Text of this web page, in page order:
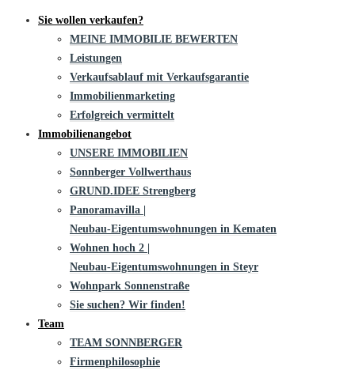
Sie wollen verkaufen?
MEINE IMMOBILIE BEWERTEN
Leistungen
Verkaufsablauf mit Verkaufsgarantie
Immobilienmarketing
Erfolgreich vermittelt
Immobilienangebot
UNSERE IMMOBILIEN
Sonnberger Vollwerthaus
GRUND.IDEE Strengberg
Panoramavilla |
Neubau-Eigentums­­wohnungen in Kematen
Wohnen hoch 2 |
Neubau-Eigentumswohnungen in Steyr
Wohnpark Sonnenstraße
Sie suchen? Wir finden!
Team
TEAM SONNBERGER
Firmenphilosophie